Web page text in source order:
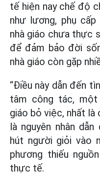
tế hiện nay chế độ
như lương, phụ
nhà giáo chưa thực
để đảm bảo đời
nhà giáo còn gặp
“Điều này dẫn đến
tâm công tác, một
giáo bỏ việc, nhất là
là nguyên nhân
hút người giỏi vào
phương thiếu
thực tế.